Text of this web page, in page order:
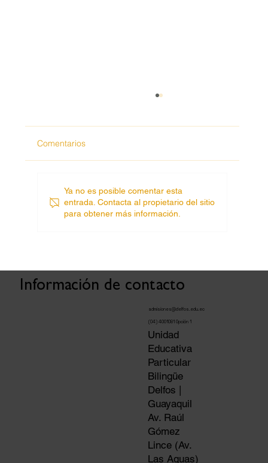
Comentarios
Ya no es posible comentar esta
entrada. Contacta al propietario del sitio
para obtener más información.
admisiones@delfos.edu.ec
(04) 4001081 Opción 1
Unidad
Educativa
Particular
Bilingüe
Delfos |
Guayaquil
Av. Raúl
Gómez
Lince (Av.
Las Aguas)
Información de contacto